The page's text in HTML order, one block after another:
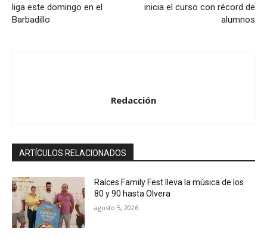
liga este domingo en el
Barbadillo
inicia el curso con récord de
alumnos
Redacción
ARTÍCULOS RELACIONADOS
Raíces Family Fest lleva la música de los
80 y 90 hasta Olvera
agosto 5, 2026